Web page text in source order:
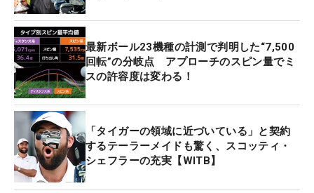
最新ボール23機種の計測で判明した“7,500
回転”の分岐点 アプローチのスピン量でミ
スの許容度は変わる！
「タイガーの領域に近づいている」と契約
するテーラーメイドも驚く、スコッティ・
シェフラーの充実【WITB】